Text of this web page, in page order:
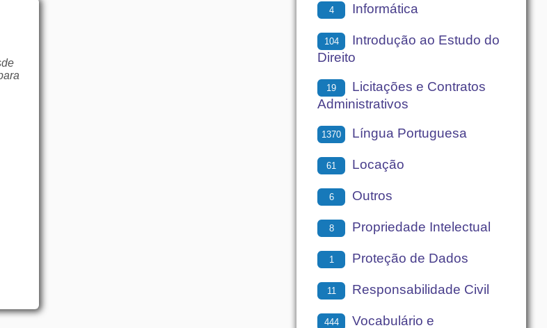
4 Informática
104
Introdução ao Estudo do
Direito
19
Licitações e Contratos
Administrativos
1370 Língua Portuguesa
61 Locação
6 Outros
8 Propriedade Intelectual
1 Proteção de Dados
11 Responsabilidade Civil
444
Vocabulário e